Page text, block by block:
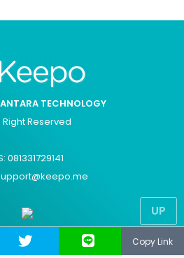
Copy Link
UP
TECHNOLOGY
Right Reserved
081331729141
konsumen
Konsumen dan